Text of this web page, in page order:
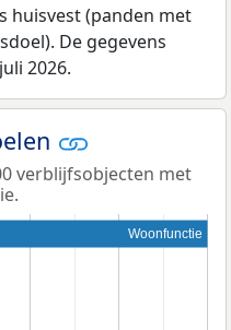
huisvest (panden met
De gegevens
2026.
verblijfsobjecten met
Woonfunctie